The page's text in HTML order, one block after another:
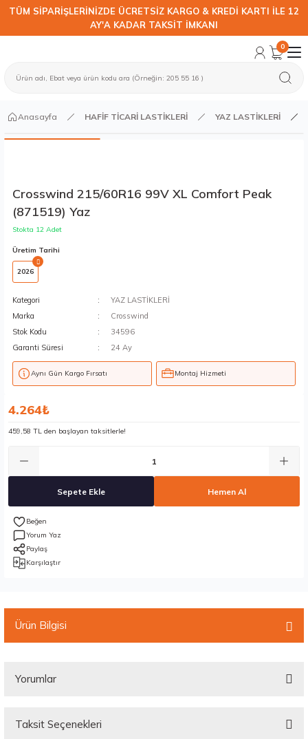
TÜM SİPARİŞLERİNİZDE ÜCRETSİZ KARGO & KREDİ KARTI İLE 12
AY'A KADAR TAKSİT İMKANI
0
Anasayfa HAFİF TİCARİ LASTİKLERİ YAZ LASTİKLERİ
Crosswind 215/60R16 99V XL Comfort Peak
(871519) Yaz
Stokta 12 Adet
Üretim Tarihi
2026
Kategori
YAZ LASTİKLERİ
Marka
Crosswind
Stok Kodu
34596
Garanti Süresi
24 Ay
Aynı Gün Kargo Fırsatı Montaj Hizmeti
4.264₺
459,58 TL den başlayan taksitlerle!
Sepete Ekle Hemen Al
Yorum Yaz
Paylaş
Karşılaştır
Ürün Bilgisi
Yorumlar
Taksit Seçenekleri